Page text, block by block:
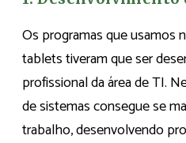
Os programas que usamos
tablets tiveram que ser
profissional da área de TI.
de sistemas consegue se
trabalho, desenvolvendo